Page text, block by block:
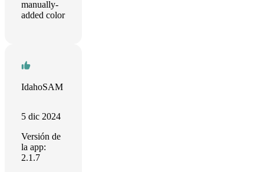
manually-
added color
IdahoSAM
5 dic 2024
Versión de
la app:
2.1.7